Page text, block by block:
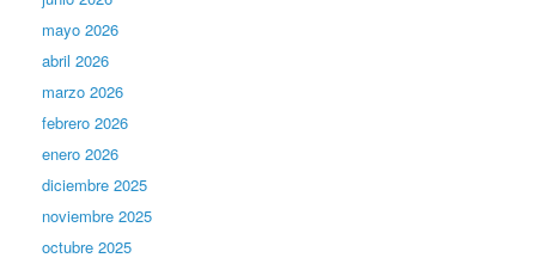
mayo 2026
abril 2026
marzo 2026
febrero 2026
enero 2026
diciembre 2025
noviembre 2025
octubre 2025